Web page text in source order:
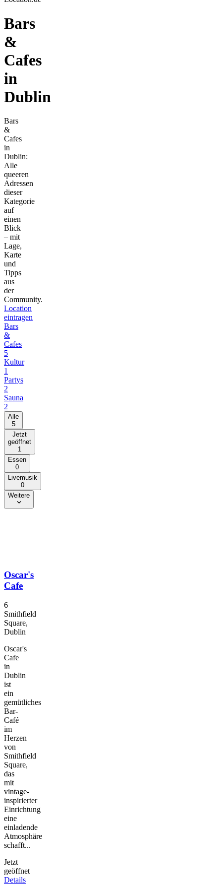
Bars
&
Cafes
in
Dublin
Bars
&
Cafes
in
Dublin:
Alle
queeren
Adressen
dieser
Kategorie
auf
einen
Blick
– mit
Lage,
Karte
und
Tipps
aus
der
Community.
Location
eintragen
Bars
&
Cafes
5
Kultur
1
Partys
2
Sauna
2
Alle
5
Jetzt
geöffnet
1
Essen
0
Livemusik
0
Weitere
Oscar's
Cafe
6
Smithfield
Square,
Dublin
Oscar's
Cafe
in
Dublin
ist
ein
gemütliches
Bar-
Café
im
Herzen
von
Smithfield
Square,
das
mit
vintage-
inspirierter
Einrichtung
eine
einladende
Atmosphäre
schafft...
Jetzt
geöffnet
Details